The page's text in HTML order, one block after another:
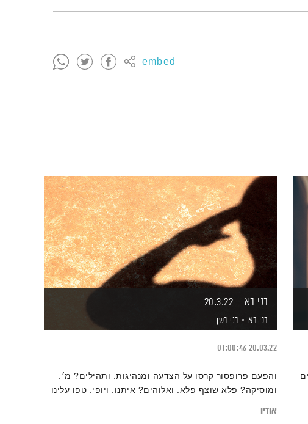
embed
בני בא – 20.3.22
בני בא בני בשן
20.03.22
01:00:46
והפעם פרופסור קרסו על הצדעה ומנהיגות. ותהילים? מ׳.
ומוסיקה? פלא שוצף פלא. ואלוהים? איתנו. ויופי. טפו עלינו
אודיו